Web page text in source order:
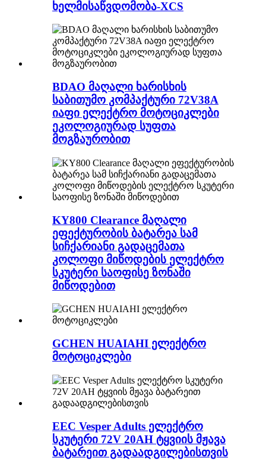
ხელმისაწვდომობა-XCS
BDAO მაღალი ხარისხის
საბითუმო კომპაქტური 72V38A
იაფი ელექტრო მოტოციკლები
ეკოლოგიურად სუფთა
მოგზაურობით
KY800 Clearance მაღალი
ეფექტურობის ბატარეა სამ
სიჩქარიანი გადაცემათა
კოლოფი მიწოდების ელექტრო
სკუტერი საოფისე ზონაში
მიწოდებით
GCHEN HUAIAHI ელექტრო
მოტოციკლები
EEC Vesper Adults ელექტრო
სკუტერი 72V 20AH ტყვიის მჟავა
ბატარეით გადაადგილებისთვის